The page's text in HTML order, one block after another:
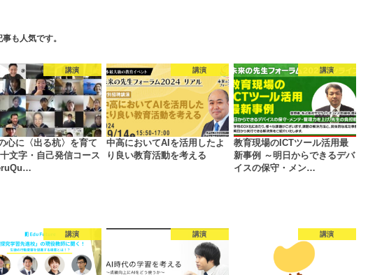
も人気です。
講演
心に〈出る杭〉を育て
文字・自己発信コース
講演
中高においてAIを活用したよ
り良い教育活動を考える
講演
教育現場のICTツール活用最
新事例 ～明日からできるデバ
イスの保守・メン…
講演 講演 講演